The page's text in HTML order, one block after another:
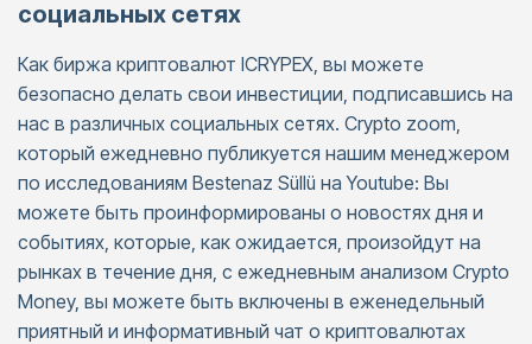
социальных сетях
Как биржа криптовалют ICRYPEX, вы можете
безопасно делать свои инвестиции, подписавшись на
нас в различных социальных сетях. Crypto zoom,
который ежедневно публикуется нашим менеджером
по исследованиям Bestenaz Süllü на Youtube: Вы
можете быть проинформированы о новостях дня и
событиях, которые, как ожидается, произойдут на
рынках в течение дня, с ежедневным анализом Crypto
Money, вы можете быть включены в еженедельный
приятный и информативный чат о криптовалютах